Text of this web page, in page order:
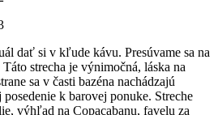
dať si v kľude kávu. Presúvame sa na
strecha je výnimočná, láska na
sa v časti bazéna nachádzajú
k barovej ponuke. Streche
výhľad na Copacabanu, favelu za